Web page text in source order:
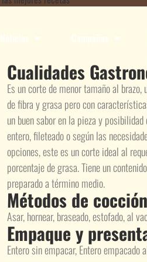
Cualidades
Es un corte de menor tamaño al
de fibra y grasa pero con
un buen sabor en la pieza y
entero, fileteado o según las
opciones, este es un corte ideal al
porcentaje de grasa. Tiene un
preparado a término medio.
Métodos de cocción
Asar, hornear, braseado, estofado, al
Empaque y
Entero sin empacar, Entero